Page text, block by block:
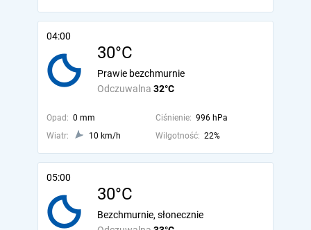
04:00
30°C
Odczuwalna 32°C
Prawie bezchmurnie
Opad: 0 mm Ciśnienie: 996 hPa
Wiatr:
10 km/h Wilgotność: 22%
05:00
30°C
Bezchmurnie, słonecznie